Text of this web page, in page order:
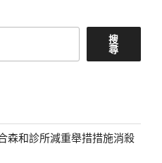
搜
尋
森和診所減重舉措措施消殺